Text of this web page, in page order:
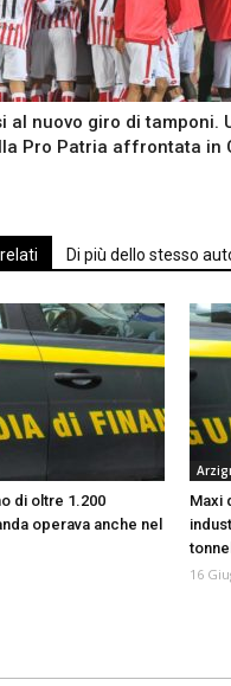
al nuovo giro di tamponi.
Pro Patria affrontata in
Di più dello stesso
di oltre 1.200
operava anche nel
Maxi
16